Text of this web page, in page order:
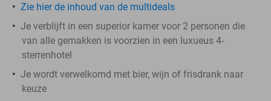
Zie hier de inhoud van de multideals
Je verblijft in een superior kamer voor 2 personen die
van alle gemakken is voorzien in een luxueus 4-
sterrenhotel
Je wordt verwelkomd met bier, wijn of frisdrank naar
keuze